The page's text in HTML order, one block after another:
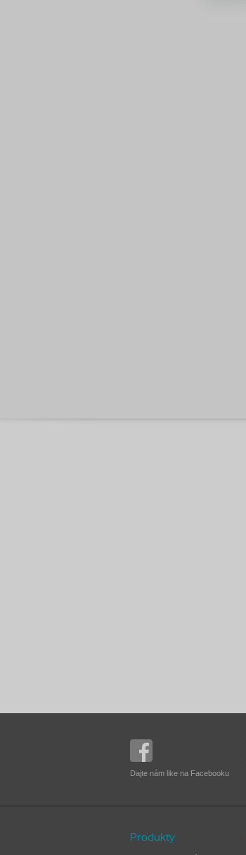
Dajte nám like na Facebooku
Produkty